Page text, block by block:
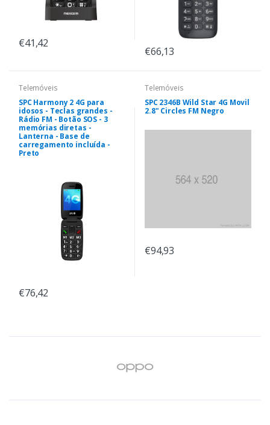
€41,42
€66,13
Telemóveis
SPC Harmony 2 4G para
idosos - Teclas grandes -
Rádio FM - Botão SOS - 3
memórias diretas -
Lanterna - Base de
carregamento incluída -
Preto
€76,42
Telemóveis
SPC 2346B Wild Star 4G Movil
2.8" Circles FM Negro
€94,93